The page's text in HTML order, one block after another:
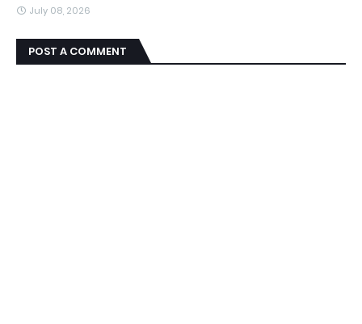
July 08, 2026
POST A COMMENT